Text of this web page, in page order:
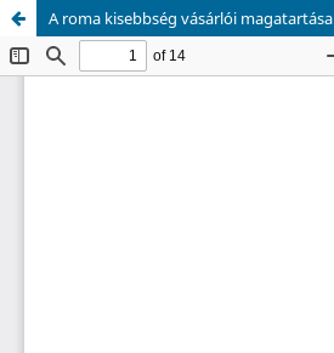
A roma kisebbség vásárlói magatartása